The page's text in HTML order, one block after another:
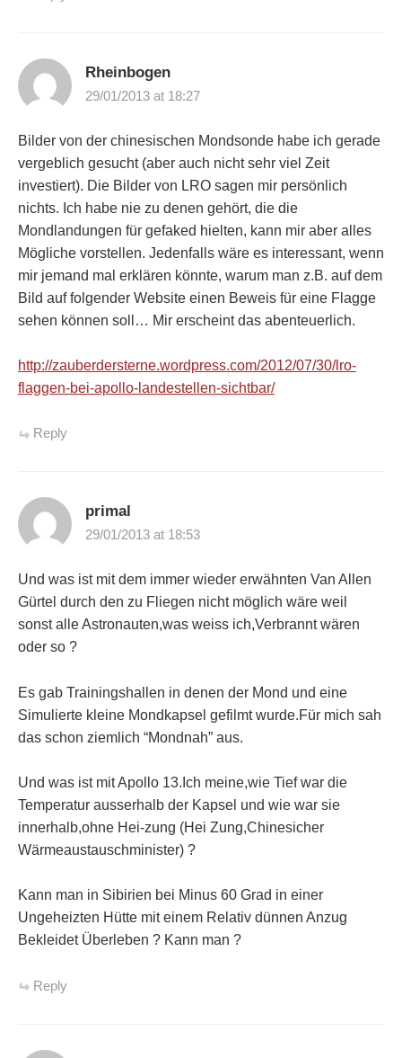
Rheinbogen
29/01/2013 at 18:27
Bilder von der chinesischen Mondsonde habe ich gerade
vergeblich gesucht (aber auch nicht sehr viel Zeit
investiert). Die Bilder von LRO sagen mir persönlich
nichts. Ich habe nie zu denen gehört, die die
Mondlandungen für gefaked hielten, kann mir aber alles
Mögliche vorstellen. Jedenfalls wäre es interessant, wenn
mir jemand mal erklären könnte, warum man z.B. auf dem
Bild auf folgender Website einen Beweis für eine Flagge
sehen können soll… Mir erscheint das abenteuerlich.
http://zauberdersterne.wordpress.com/2012/07/30/lro-
flaggen-bei-apollo-landestellen-sichtbar/
Reply
primal
29/01/2013 at 18:53
Und was ist mit dem immer wieder erwähnten Van Allen
Gürtel durch den zu Fliegen nicht möglich wäre weil
sonst alle Astronauten,was weiss ich,Verbrannt wären
oder so ?
Es gab Trainingshallen in denen der Mond und eine
Simulierte kleine Mondkapsel gefilmt wurde.Für mich sah
das schon ziemlich “Mondnah” aus.
Und was ist mit Apollo 13.Ich meine,wie Tief war die
Temperatur ausserhalb der Kapsel und wie war sie
innerhalb,ohne Hei-zung (Hei Zung,Chinesicher
Wärmeaustauschminister) ?
Kann man in Sibirien bei Minus 60 Grad in einer
Ungeheizten Hütte mit einem Relativ dünnen Anzug
Bekleidet Überleben ? Kann man ?
Reply